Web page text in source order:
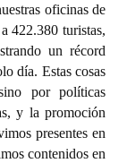
oficinas de
422.380 turistas,
un récord
día. Estas cosas
por políticas
y la promoción
presentes en
contenidos en